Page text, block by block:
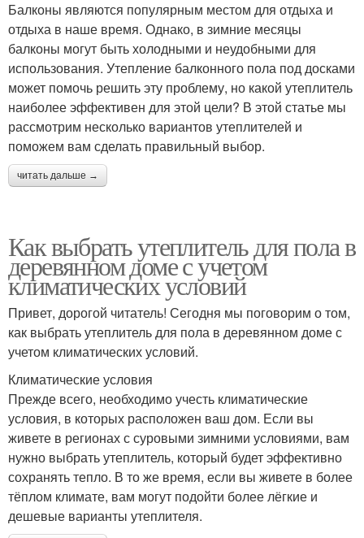
Балконы являются популярным местом для отдыха и
отдыха в наше время. Однако, в зимние месяцы
балконы могут быть холодными и неудобными для
использования. Утепление балконного пола под досками
может помочь решить эту проблему, но какой утеплитель
наиболее эффективен для этой цели? В этой статье мы
рассмотрим несколько вариантов утеплителей и
поможем вам сделать правильный выбор.
читать дальше →
Как выбрать утеплитель для пола в
деревянном доме с учетом
климатических условий
Привет, дорогой читатель! Сегодня мы поговорим о том,
как выбрать утеплитель для пола в деревянном доме с
учетом климатических условий.
Климатические условия
Прежде всего, необходимо учесть климатические
условия, в которых расположен ваш дом. Если вы
живете в регионах с суровыми зимними условиями, вам
нужно выбрать утеплитель, который будет эффективно
сохранять тепло. В то же время, если вы живете в более
тёплом климате, вам могут подойти более лёгкие и
дешевые варианты утеплителя.